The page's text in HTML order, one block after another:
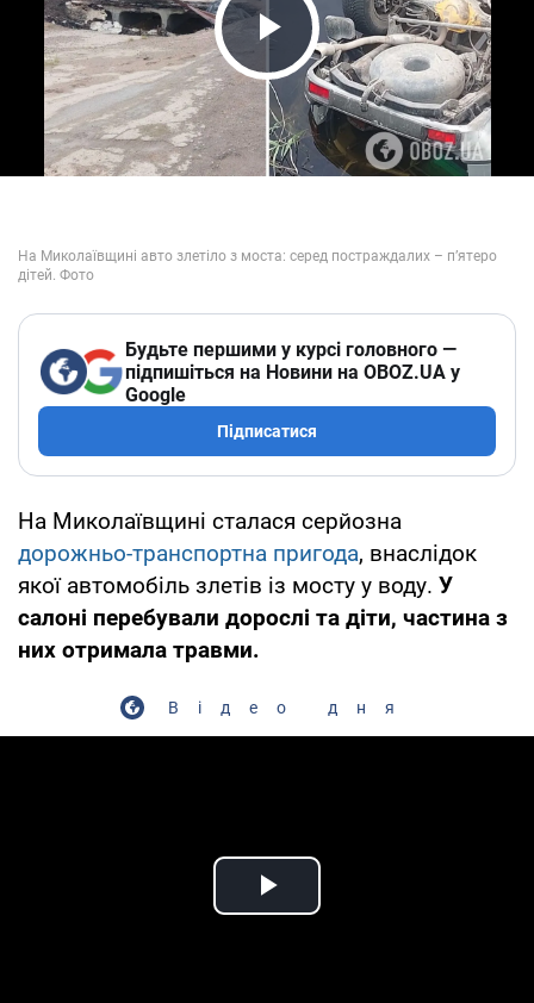
Play Video
Будьте першими у курсі головного —
підпишіться на Новини на OBOZ.UA у
Google
Підписатися
На Миколаївщині сталася серйозна
дорожньо-транспортна пригода, внаслідок
якої автомобіль злетів із мосту у воду. У
салоні перебували дорослі та діти, частина з
них отримала травми.
Відео дня
Play Video